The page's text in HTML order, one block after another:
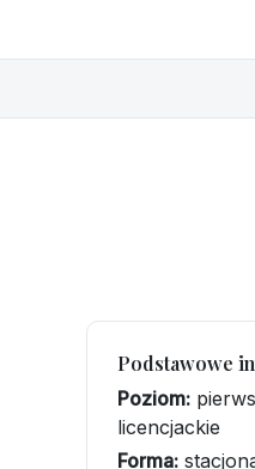
Podstawowe
Poziom:
licencjackie
Forma: